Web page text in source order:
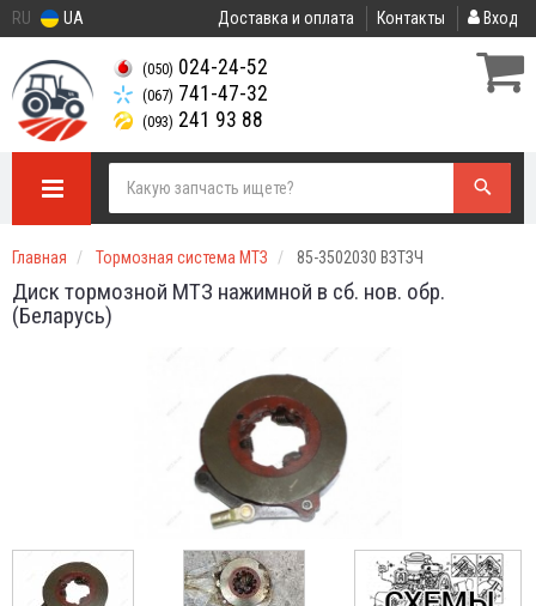
RU UA Доставка и оплата Контакты Вход
(050) 024-24-52
(067) 741-47-32
(093) 241 93 88
Главная Тормозная система МТЗ 85-3502030 ВЗТЗЧ
Диск тормозной МТЗ нажимной в сб. нов. обр.
(Беларусь)